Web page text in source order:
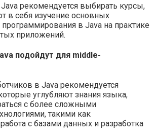
рекомендуется выбирать курсы,
в себя изучение основных
в Java на практике
приложений.
подойдут для middle-
в Java рекомендуется
углубляют знания языка,
с более сложными
такими как
с базами данных и разработка